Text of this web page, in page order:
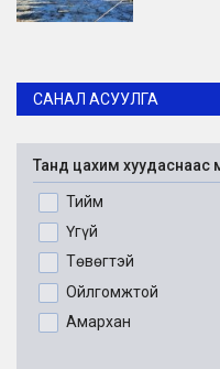
САНАЛ АСУУЛГА
Танд цахим хуудаснаас
Тийм
Үгүй
Төвөгтэй
Ойлгомжтой
Амархан